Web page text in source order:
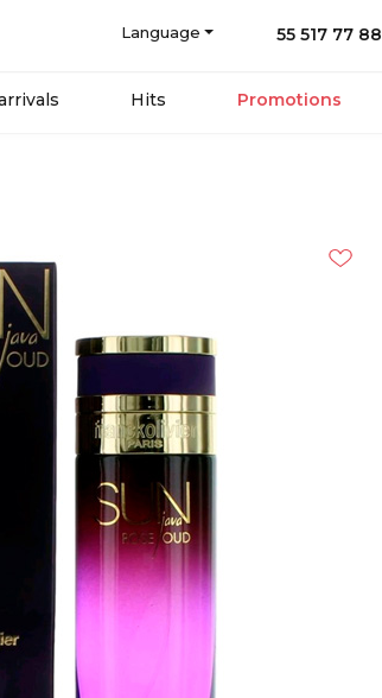
Language 55 517 77 88
Hits Promotions